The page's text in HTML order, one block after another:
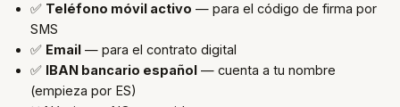
✅ Teléfono móvil activo — para el código de firma por
SMS
✅ Email — para el contrato digital
✅ IBAN bancario español — cuenta a tu nombre
(empieza por ES)